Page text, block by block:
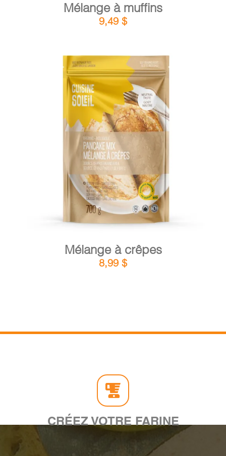
Mélange à muffins
9,49 $
AJOUTER AU PANIER
Mélange à crêpes
8,99 $
CRÉEZ VOTRE FARINE